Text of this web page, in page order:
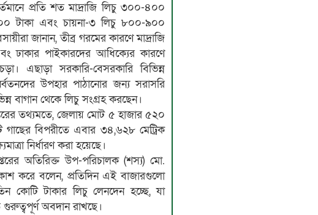
প্রতি শত মাদ্রাজি লিচু ৩০০-৪০০
টাকা এবং চায়না-৩ লিচু ৮০০-৯০০
জানান, তীব্র গরমের কারণে মাদ্রাজি
ঢাকার পাইকারদের আধিক্যের কারণে
এছাড়া সরকারি-বেসরকারি বিভিন্ন
উপহার পাঠানোর জন্য সরাসরি
বাগান থেকে লিচু সংগ্রহ করছেন।
তথ্যমতে, জেলায় মোট ৫ হাজার ৫২০
গাছের বিপরীতে এবার ৩৪,৬২৮ মেট্রিক
নির্ধারণ করা হয়েছে।
অতিরিক্ত উপ-পরিচালক (শস্য) মো.
করে বলেন, প্রতিদিন এই বাজারগুলো
কোটি টাকার লিচু লেনদেন হচ্ছে, যা
অবদান রাখছে।